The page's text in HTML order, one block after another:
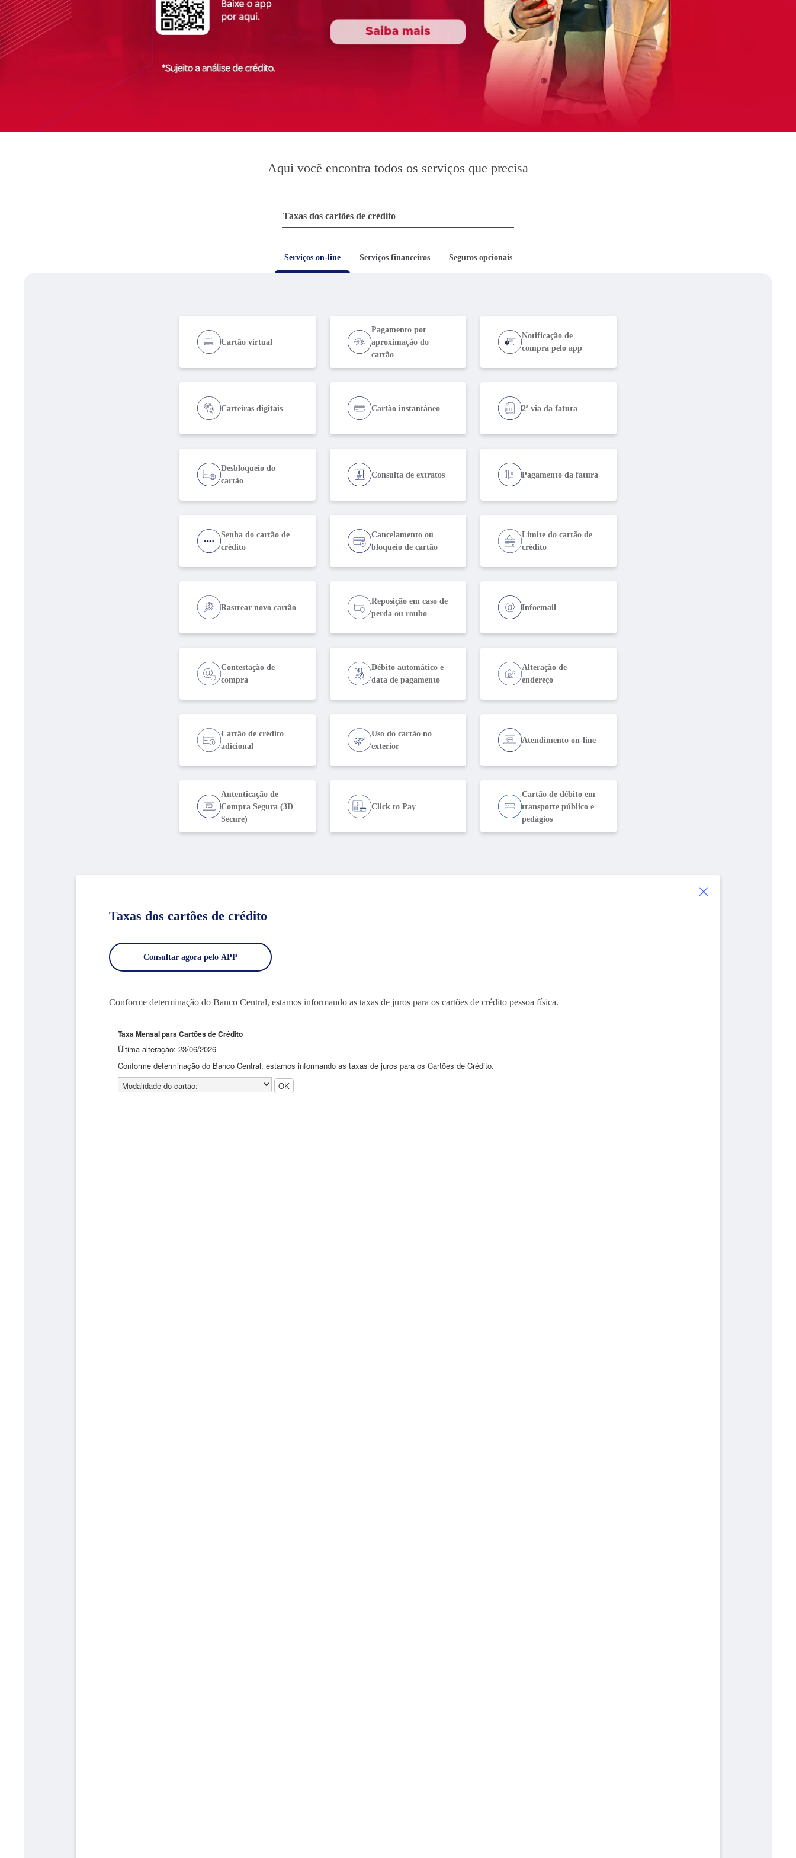
Aqui você encontra todos os serviços que precisa
Serviços on-line Serviços financeiros Seguros opcionais
Cartão virtual
Pagamento por
aproximação do
cartão
Notificação de
compra pelo app
Carteiras digitais Cartão instantâneo 2ª via da fatura
Desbloqueio do
cartão
Consulta de extratos Pagamento da fatura
Senha do cartão de
crédito
Cancelamento ou
bloqueio de cartão
Limite do cartão de
crédito
Rastrear novo cartão
Reposição em caso de
perda ou roubo
Infoemail
Contestação de
compra
Débito automático e
data de pagamento
Alteração de
endereço
Cartão de crédito
adicional
Uso do cartão no
exterior
Atendimento on-line
Autenticação de
Compra Segura (3D
Secure)
Click to Pay
Cartão de débito em
transporte público e
pedágios
Taxas dos cartões de crédito
Consultar agora pelo APP
Conforme determinação do Banco Central, estamos informando as taxas de juros para os cartões de crédito pessoa física.